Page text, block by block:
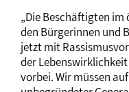
„Die Beschäftigten
den Bürgerinnen und
jetzt mit
der
vorbei. Wir müssen